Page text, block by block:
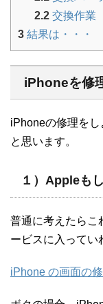
2.2 交換作業
3 結果は・・・
iPhoneを修
iPhoneの修理を
と思います。
１）Appleも
普通に考えたらこ
ービスに入ってい
iPhone の画面の